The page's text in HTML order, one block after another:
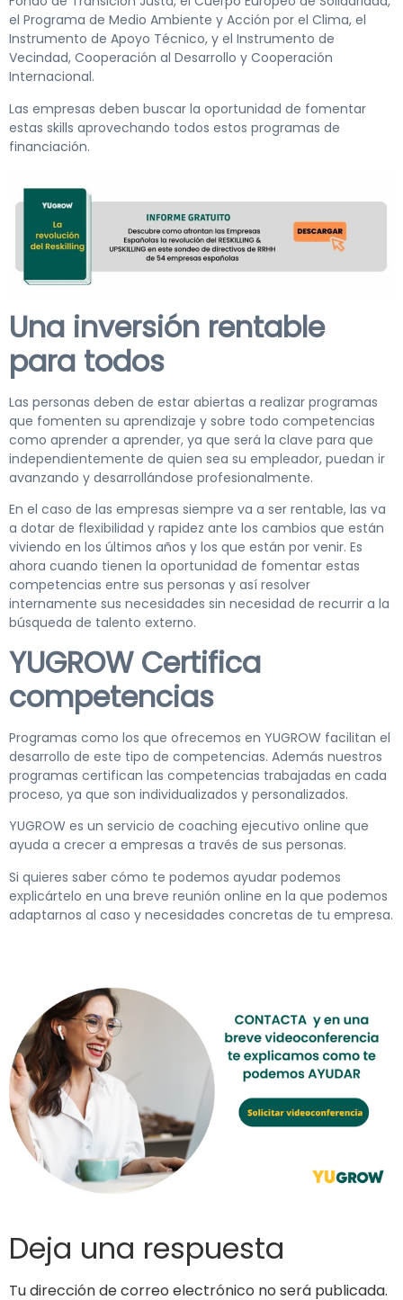
el Programa de Medio Ambiente y Acción por el Clima, el
Instrumento de Apoyo Técnico, y el Instrumento de
Vecindad, Cooperación al Desarrollo y Cooperación
Internacional.
Las empresas deben buscar la oportunidad de fomentar
estas skills aprovechando todos estos programas de
financiación.
Una inversión rentable
para todos
Las personas deben de estar abiertas a realizar programas
que fomenten su aprendizaje y sobre todo competencias
como aprender a aprender, ya que será la clave para que
independientemente de quien sea su empleador, puedan ir
avanzando y desarrollándose profesionalmente.
En el caso de las empresas siempre va a ser rentable, las va
a dotar de flexibilidad y rapidez ante los cambios que están
viviendo en los últimos años y los que están por venir. Es
ahora cuando tienen la oportunidad de fomentar estas
competencias entre sus personas y así resolver
internamente sus necesidades sin necesidad de recurrir a la
búsqueda de talento externo.
YUGROW Certifica
competencias
Programas como los que ofrecemos en YUGROW facilitan el
desarrollo de este tipo de competencias. Además nuestros
programas certifican las competencias trabajadas en cada
proceso, ya que son individualizados y personalizados.
YUGROW es un servicio de coaching ejecutivo online que
ayuda a crecer a empresas a través de sus personas.
Si quieres saber cómo te podemos ayudar podemos
explicártelo en una breve reunión online en la que podemos
adaptarnos al caso y necesidades concretas de tu empresa.
Deja una respuesta
Tu dirección de correo electrónico no será publicada.